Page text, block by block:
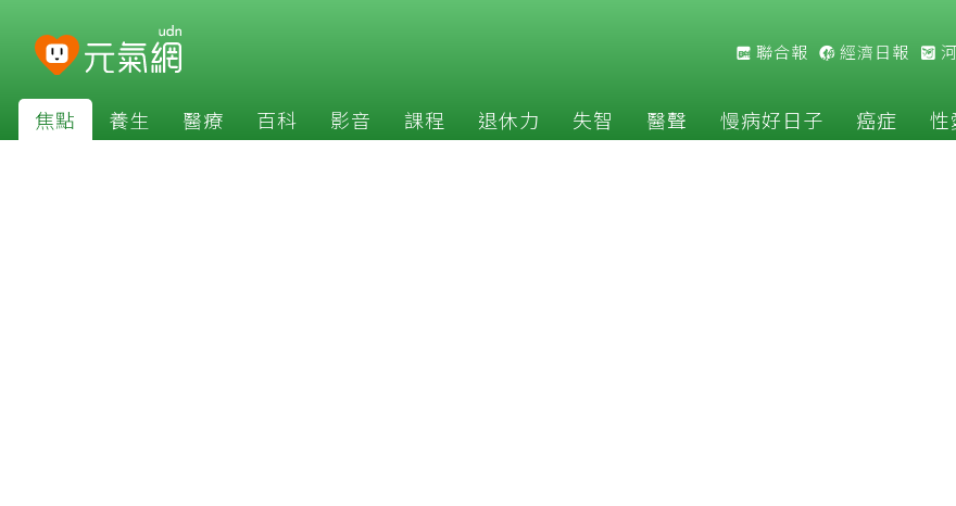
聯合報 經濟日報
焦點 養生 醫療 百科 影音 課程 退休力 失智 醫聲 慢病好日子 癌症 性